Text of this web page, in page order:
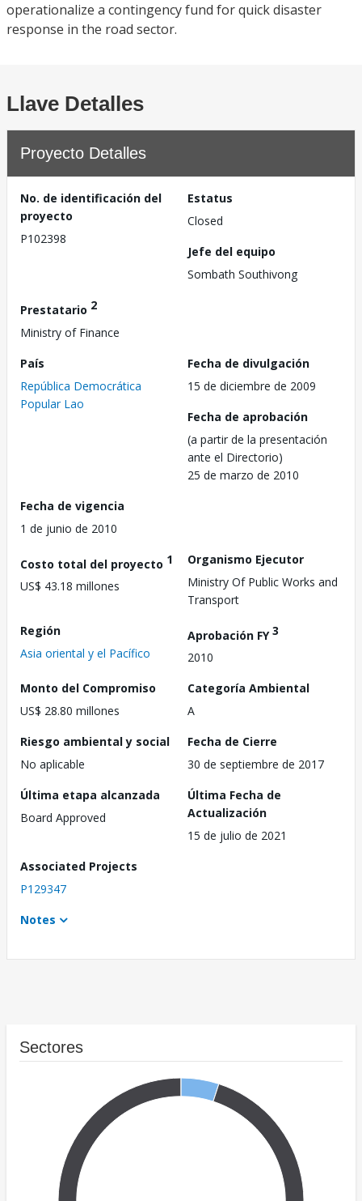
operationalize a contingency fund for quick disaster
response in the road sector.
Llave Detalles
Proyecto Detalles
No. de identificación del
proyecto
P102398
Estatus
Closed
Jefe del equipo
Sombath Southivong
Prestatario 2
Ministry of Finance
País
República Democrática
Popular Lao
Fecha de divulgación
15 de diciembre de 2009
Fecha de aprobación
(a partir de la presentación
ante el Directorio)
25 de marzo de 2010
Fecha de vigencia
1 de junio de 2010
Costo total del proyecto 1
US$ 43.18 millones
Organismo Ejecutor
Ministry Of Public Works and
Transport
Región
Asia oriental y el Pacífico
Aprobación FY3
2010
Monto del Compromiso
US$ 28.80 millones
Categoría Ambiental
A
Riesgo ambiental y social
No aplicable
Fecha de Cierre
30 de septiembre de 2017
Última etapa alcanzada
Board Approved
Última Fecha de
Actualización
15 de julio de 2021
Associated Projects
P129347
Notes
Sectores